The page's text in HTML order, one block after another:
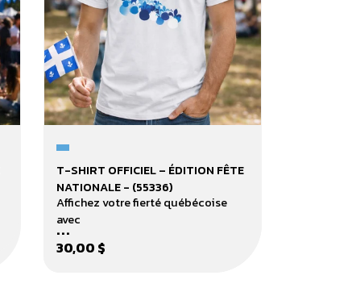
T-
shirt
officiel
–
édition
Fête
T-SHIRT OFFICIEL – ÉDITION FÊTE
NATIONALE - (55336)
Affichez votre fierté québécoise
avec
...
30,00 $